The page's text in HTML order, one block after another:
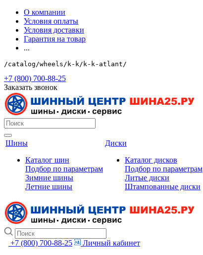
О компании
Условия оплаты
Условия доставки
Гарантия на товар
...
/catalog/wheels/k-k/k-k-atlant/
+7 (800) 700-88-25
Заказать звонок
Шины
Каталог шин
Подбор по параметрам
Зимние шины
Летние шины
Диски
Каталог дисков
Подбор по параметрам
Литые диски
Штампованные диски
+7 (800) 700-88-25
Личный кабинет